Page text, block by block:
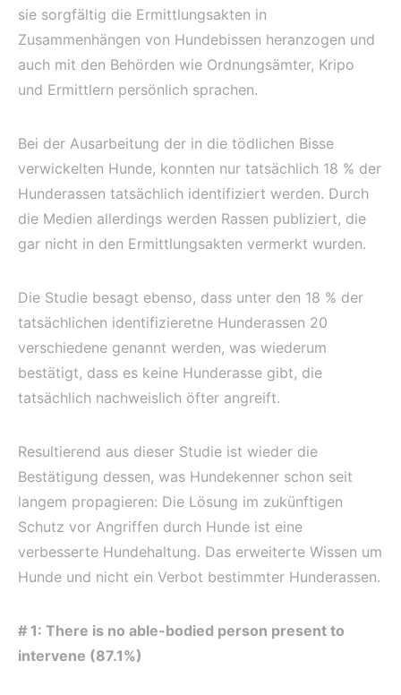
sie sorgfältig die Ermittlungsakten in
Zusammenhängen von Hundebissen heranzogen und
auch mit den Behörden wie Ordnungsämter, Kripo
und Ermittlern persönlich sprachen.
Bei der Ausarbeitung der in die tödlichen Bisse
verwickelten Hunde, konnten nur tatsächlich 18 % der
Hunderassen tatsächlich identifiziert werden. Durch
die Medien allerdings werden Rassen publiziert, die
gar nicht in den Ermittlungsakten vermerkt wurden.
Die Studie besagt ebenso, dass unter den 18 % der
tatsächlichen identifizieretne Hunderassen 20
verschiedene genannt werden, was wiederum
bestätigt, dass es keine Hunderasse gibt, die
tatsächlich nachweislich öfter angreift.
Resultierend aus dieser Studie ist wieder die
Bestätigung dessen, was Hundekenner schon seit
langem propagieren: Die Lösung im zukünftigen
Schutz vor Angriffen durch Hunde ist eine
verbesserte Hundehaltung. Das erweiterte Wissen um
Hunde und nicht ein Verbot bestimmter Hunderassen.
# 1: There is no able-bodied person present to
intervene (87.1%)